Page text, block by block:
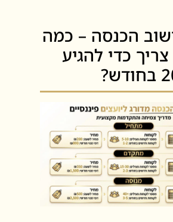
הכנסה – כמה
כדי להגיע